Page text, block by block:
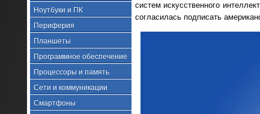
Ноутбуки и ПК
Периферия
Планшеты
Программное обеспечение
Процессоры и память
Сети и коммуникации
Смартфоны
систем искусственного
согласилась подписать